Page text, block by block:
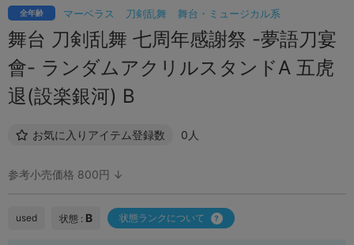
マーベラス 刀剣乱舞 舞台・ミュージカル系
全年齢
舞台 刀剣乱舞 七周年感謝祭 -夢語刀宴
會- ランダムアクリルスタンドA 五虎
退(設楽銀河) B
お気に入りアイテム登録数 0人
参考小売価格 800円 ↓
used 状態 : B 状態ランクについて